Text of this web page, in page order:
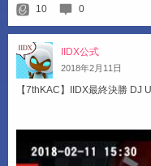
10 0
IIDX公式
2018年2月 11 日
【7thKAC】IIDX最終決勝 DJ